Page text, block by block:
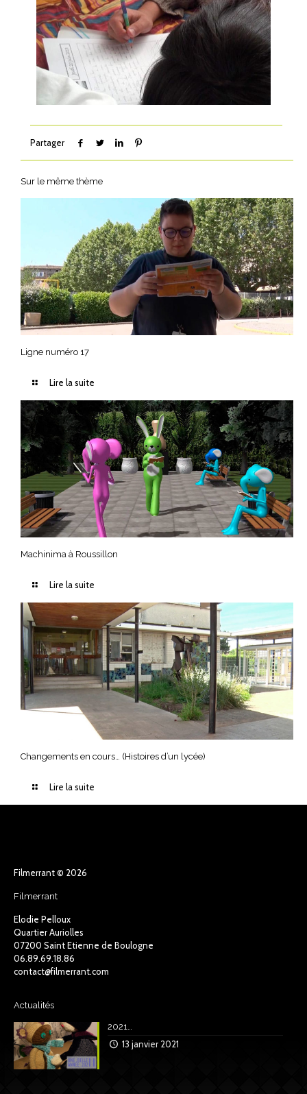
Partager
Sur le même thème
Ligne numéro 17
Lire la suite
Machinima à Roussillon
Lire la suite
Changements en cours… (Histoires d’un lycée)
Lire la suite
Filmerrant © 2026
Filmerrant
Elodie Pelloux
Quartier Auriolles
07200 Saint Etienne de Boulogne
06.89.69.18.86
contact@filmerrant.com
Actualités
2021…
13 janvier 2021